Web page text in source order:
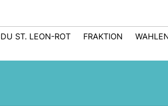
ST. LEON-ROT FRAKTION